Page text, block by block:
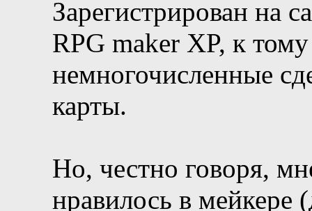
Зарегистрирован на
RPG maker XP, к
немногочисленные
карты.
Но, честно говоря,
нравилось в мейкере